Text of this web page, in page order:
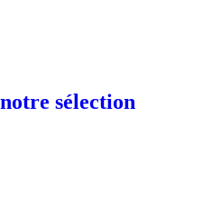
sélection